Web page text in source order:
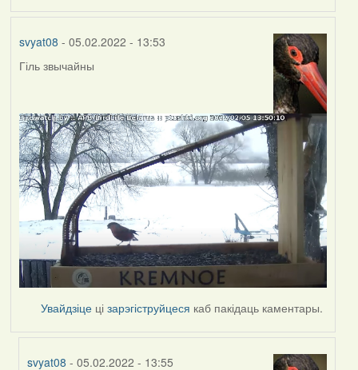
svyat08 - 05.02.2022 - 13:53
Гіль звычайны
Увайдзіце цізарэгіструйцеся каб пакідаць каментары.
svyat08 - 05.02.2022 - 13:55